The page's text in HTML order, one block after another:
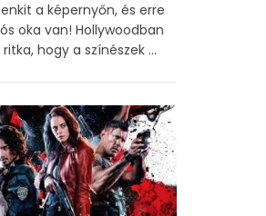
a képernyőn, és erre
oka van! Hollywoodban
hogy a színészek ...